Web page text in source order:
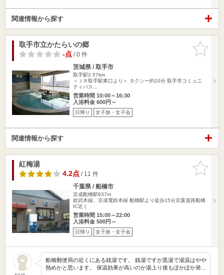
関連情報から探す
お気に入
りに追加
取手市立かたらいの郷
-点/ 0 件
茨城県 / 取手市
取手駅2.57km
＜ＪＲ取手駅東口より＞ タクシー約10分 取手市コミュニ
ティバス…
営業時間 10:00～16:30
入浴料金 600円～
日帰り 女子旅・女子会
関連情報から探す
お気に入
りに追加
紅梅湯
4.2点/ 11 件
千葉県 / 船橋市
京成船橋駅637m
総武本線、京成電鉄本線 船橋駅より徒歩15分京葉道路船橋
IC近く
営業時間 15:00～22:00
入浴料金 500円～
日帰り 女子旅・女子会
船橋郵便局の近くにある銭湯です。 銭湯ですが黒湯で湯温はやや
熱めかと思います。 保温効果が高いのか湯上り後もぽかぽか発…